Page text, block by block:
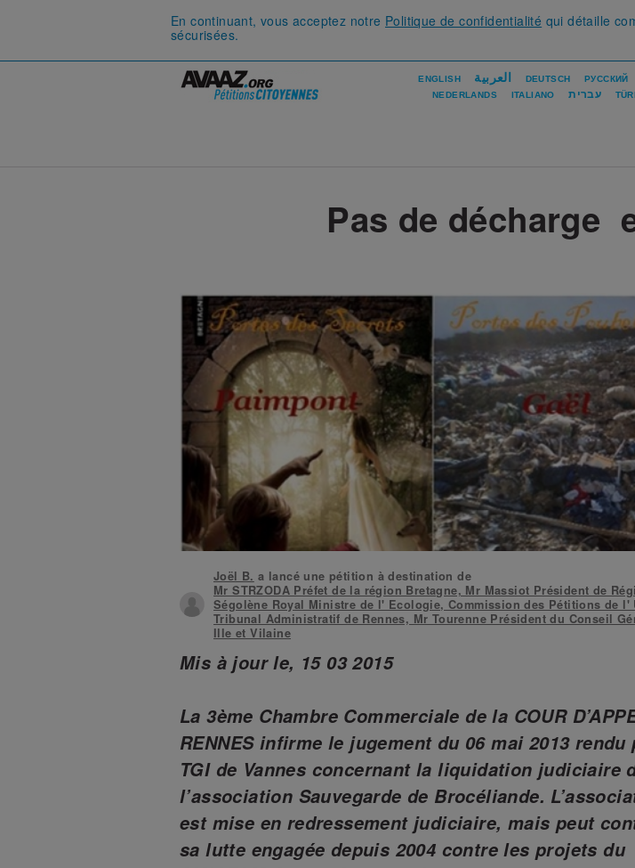
En continuant, vous acceptez notre Politique de confidentialité qui détaille
sécurisées.
ENGLISH العربية DEUTSCH РУССКИЙ
NEDERLANDS ITALIANO עברית
Pas de décharge
Joël B. a lancé une pétition à destination de
Mr STRZODA Préfet de la région Bretagne, Mr Massiot Président de
Ségolène Royal Ministre de l' Ecologie, Commission des Pétitions de l'
Tribunal Administratif de Rennes, Mr Tourenne Président du Conseil
Ille et Vilaine
Mis à jour le, 15 03 2015
La 3ème Chambre Commerciale de la COUR
RENNES infirme le jugement du 06 mai 2013 rendu
TGI de Vannes concernant la liquidation judiciaire
l’association Sauvegarde de Brocéliande.
est mise en redressement judiciaire, mais peut
sa lutte engagée depuis 2004 contre les projets du